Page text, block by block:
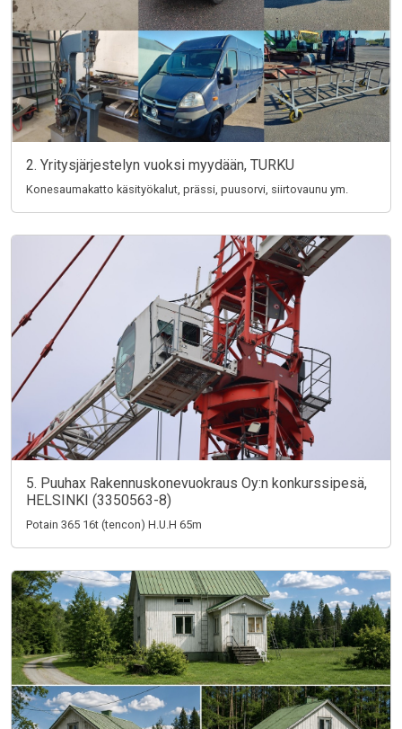
2. Yritysjärjestelyn vuoksi myydään, TURKU
Konesaumakatto käsityökalut, prässi, puusorvi, siirtovaunu ym.
5. Puuhax Rakennuskonevuokraus Oy:n konkurssipesä,
HELSINKI (3350563-8)
Potain 365 16t (tencon) H.U.H 65m